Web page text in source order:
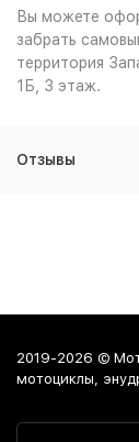
Вы можете
забрать
территория
1Б, 3 этаж.
Отзывы
2019-2026 ©
мотоциклы,